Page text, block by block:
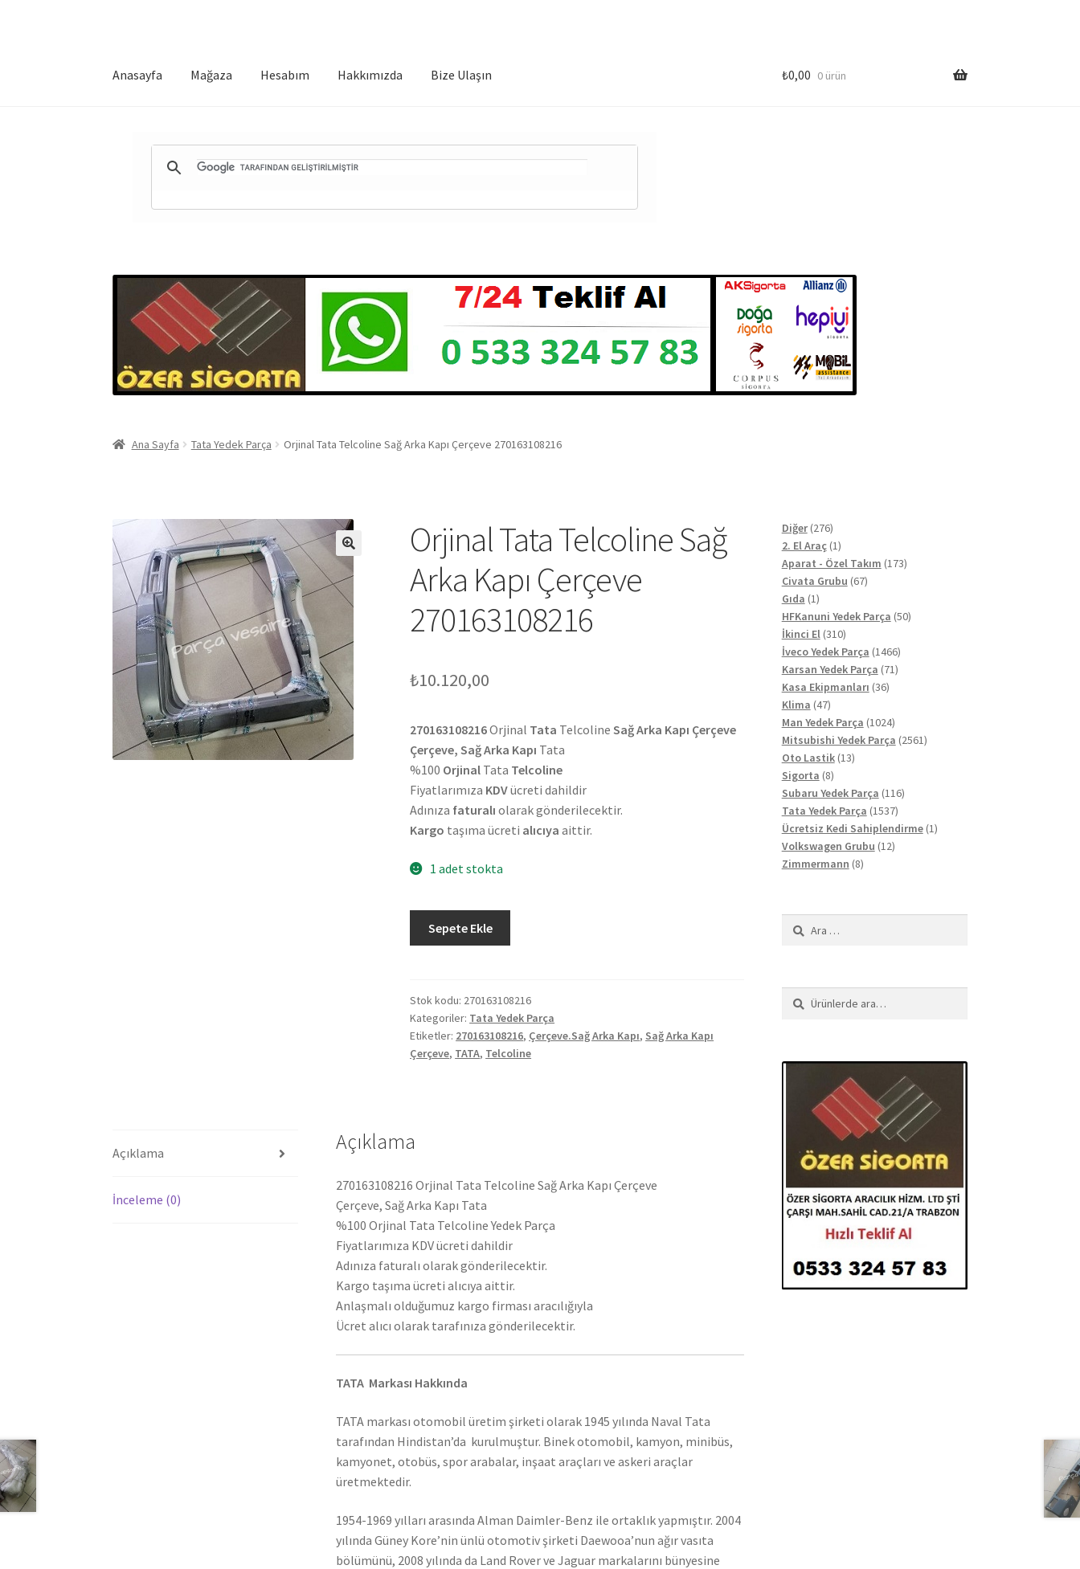
Anasayfa Mağaza Hesabım Hakkımızda Bize Ulaşın ₺0,00 0 ürün
Ana Sayfa Tata Yedek Parça Orjinal Tata Telcoline Sağ Arka Kapı Çerçeve 270163108216
Orjinal Tata Telcoline Sağ
Arka Kapı Çerçeve
270163108216
₺10.120,00
270163108216Orjinal Tata Telcoline Sağ Arka Kapı Çerçeve
Çerçeve, Sağ Arka Kapı Tata
%100 Orjinal Tata Telcoline
Fiyatlarımıza KDVücreti dahildir
Adınıza faturalı olarak gönderilecektir.
Kargo taşıma ücreti alıcıya aittir.
1 adet stokta
Arka
Kapı
Çerçeve
270163108216
Sepete Ekle
Stok kodu: 270163108216
Kategoriler: Tata Yedek Parça
Etiketler: 270163108216, Çerçeve.Sağ Arka Kapı, Sağ Arka Kapı
Çerçeve, TATA, Telcoline
Açıklama
İnceleme (0)
Açıklama
270163108216 Orjinal Tata Telcoline Sağ Arka Kapı Çerçeve
Çerçeve, Sağ Arka Kapı Tata
%100 Orjinal Tata Telcoline Yedek Parça
Fiyatlarımıza KDV ücreti dahildir
Adınıza faturalı olarak gönderilecektir.
Kargo taşıma ücreti alıcıya aittir.
Anlaşmalı olduğumuz kargo firması aracılığıyla
Ücret alıcı olarak tarafınıza gönderilecektir.
TATA Markası Hakkında
TATA markası otomobil üretim şirketi olarak 1945 yılında Naval Tata
tarafından Hindistan’da kurulmuştur. Binek otomobil, kamyon, minibüs,
kamyonet, otobüs, spor arabalar, inşaat araçları ve askeri araçlar
üretmektedir.
1954-1969 yılları arasında Alman Daimler-Benz ile ortaklık yapmıştır. 2004
yılında Güney Kore’nin ünlü otomotiv şirketi Daewooa’nun ağır vasıta
bölümünü, 2008 yılında da Land Rover ve Jaguar markalarını bünyesine
Diğer 276276
ürün
2. El Araç 11
ürün
Aparat - Özel Takım 173173
Civata Grubu 6767
Gıda 11
ürün
HFKanuni Yedek Parça 5050
İkinci El 310310
ürün
İveco Yedek Parça 14661466
ürün
Karsan Yedek Parça 7171
Kasa Ekipmanları 3636
Klima 4747
ürün
Man Yedek Parça 10241024
ürün
Mitsubishi Yedek Parça 25612561
Oto Lastik 1313
Sigorta 88
ürün
Subaru Yedek Parça 116116
Tata Yedek Parça 15371537
ürün
Ücretsiz Kedi Sahiplendirme 11
Volkswagen Grubu 1212
Zimmermann 88
Arama:
Ara:
Ara